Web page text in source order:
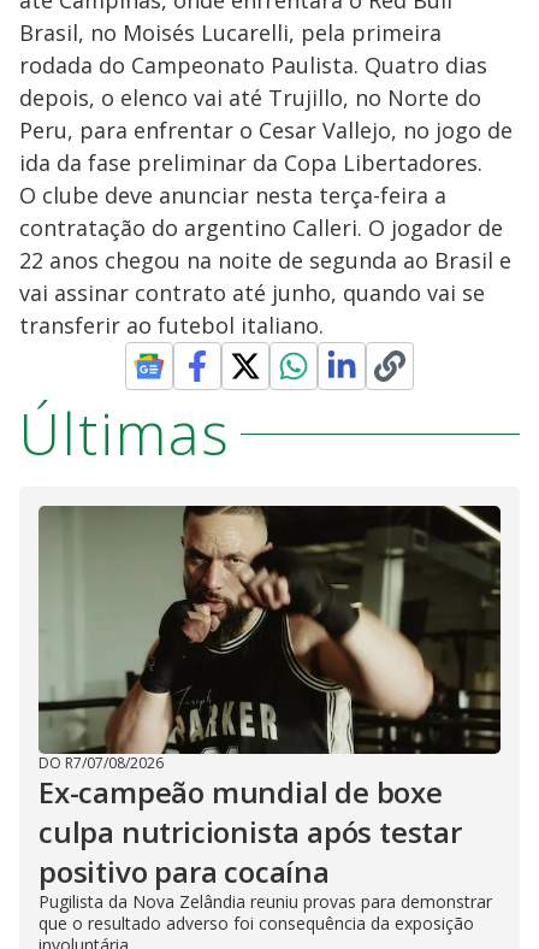
Brasil, no Moisés Lucarelli, pela primeira
rodada do Campeonato Paulista. Quatro dias
depois, o elenco vai até Trujillo, no Norte do
Peru, para enfrentar o Cesar Vallejo, no jogo de
ida da fase preliminar da Copa Libertadores.
O clube deve anunciar nesta terça-feira a
contratação do argentino Calleri. O jogador de
22 anos chegou na noite de segunda ao Brasil e
vai assinar contrato até junho, quando vai se
transferir ao futebol italiano.
Últimas
DO R7/07/08/2026
Ex-campeão mundial de boxe
culpa nutricionista após testar
positivo para cocaína
Pugilista da Nova Zelândia reuniu provas para demonstrar
que o resultado adverso foi consequência da exposição